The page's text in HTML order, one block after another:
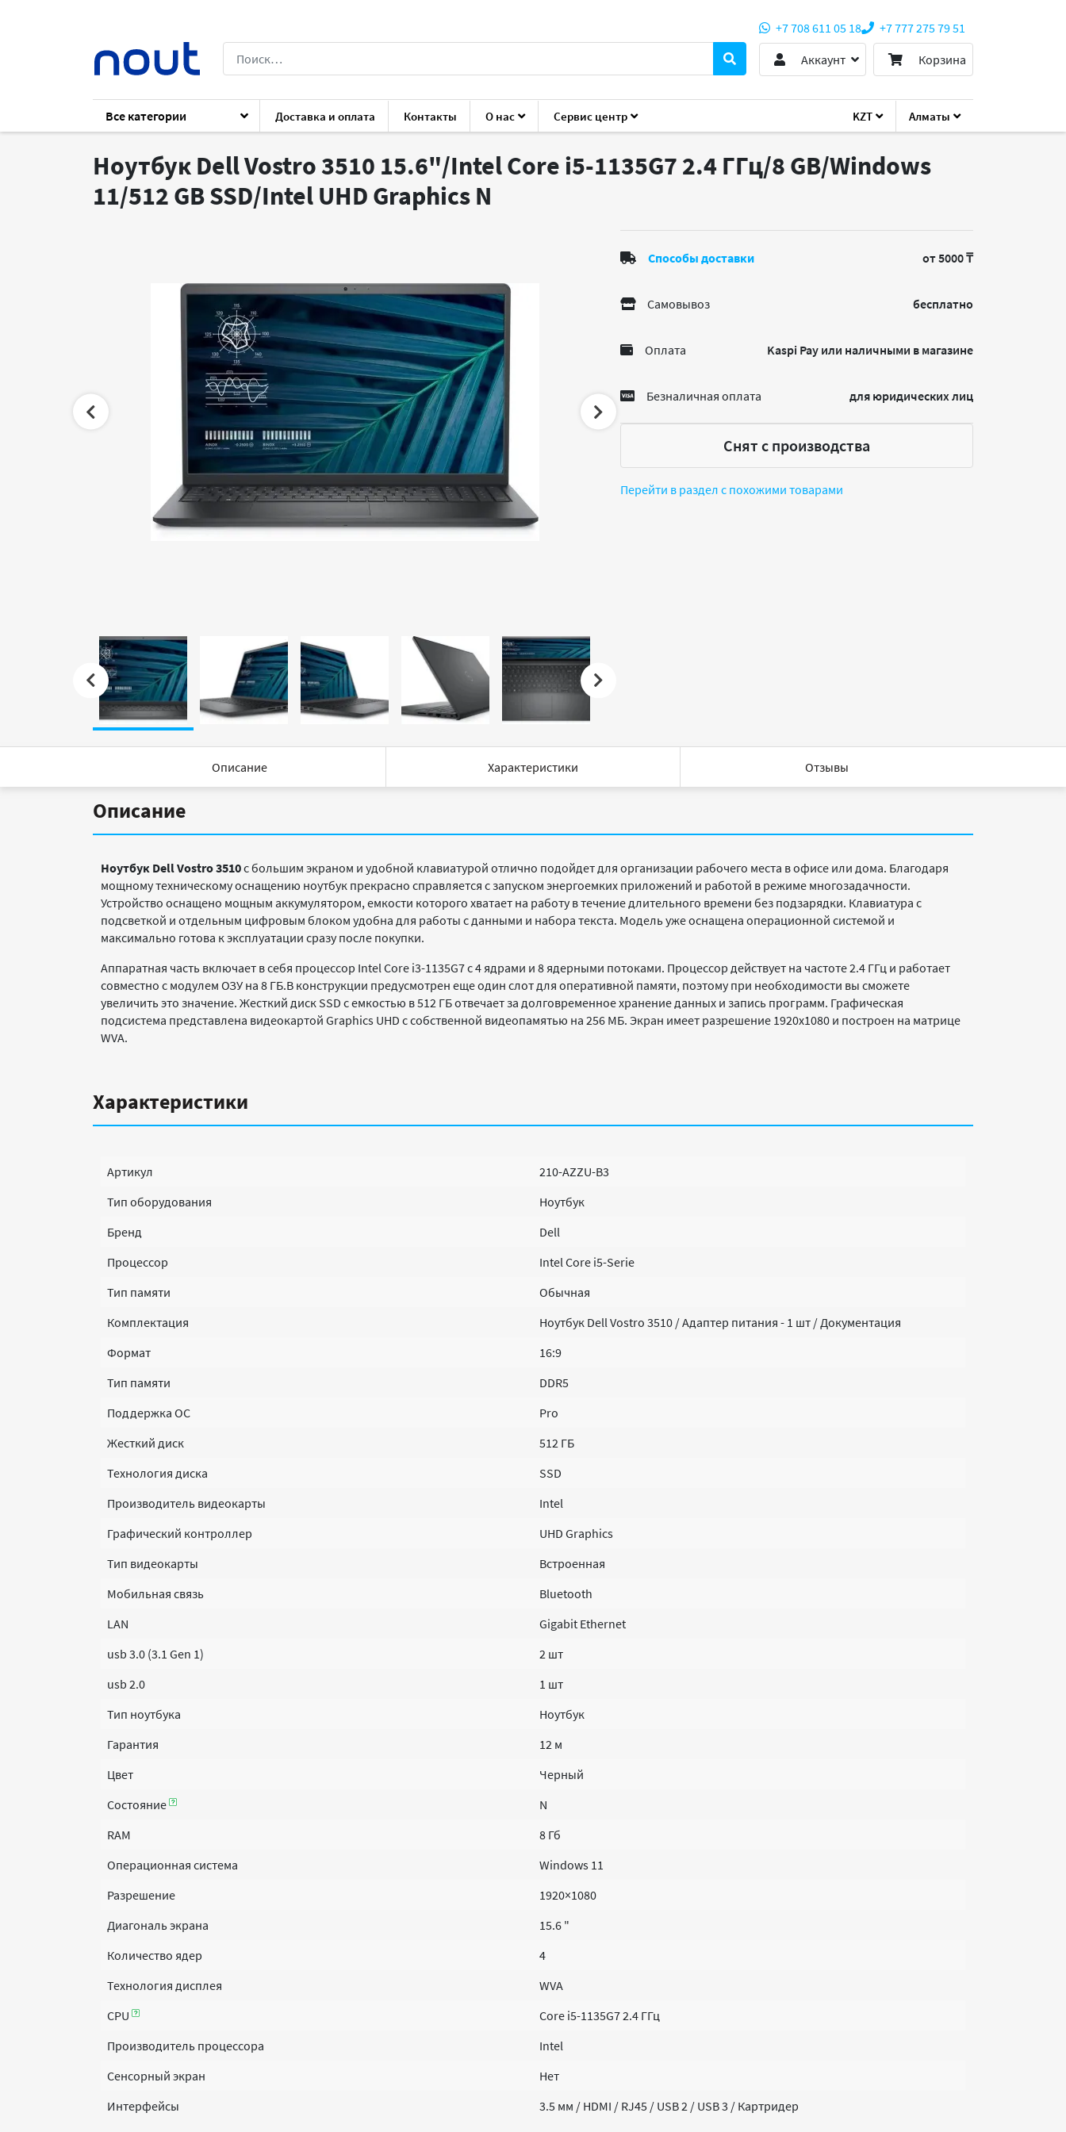
KZT Алматы
+7 708 611 05 18
+7 777 275 79 51
Аккаунт
Корзина
Все категории Доставка и оплата Контакты О нас Сервис центр
Каталог Ноутбуки Dell Vostro 3510
Ноутбук Dell Vostro 3510 15.6"/Intel Core i5-1135G7 2.4 ГГц/8 GB/Windows
11/512 GB SSD/Intel UHD Graphics N
Способы доставки от 5000 ₸
Самовывоз бесплатно
Оплата Kaspi Pay или наличными в магазине
Безналичная оплата для юридических лиц
Снят с производства
Перейти в раздел с похожими товарами
Описание Характеристики Отзывы
Описание
Ноутбук DellVostro3510с большим экраном и удобной клавиатурой отлично подойдет для организации рабочего места в офисе или дома. Благодаря
мощному техническому оснащению ноутбук прекрасно справляется с запуском энергоемких приложений и работой в режиме многозадачности.
Устройство оснащено мощным аккумулятором, емкости которого хватает на работу в течение длительного времени без подзарядки. Клавиатура с
подсветкой и отдельным цифровым блоком удобна для работы с данными и набора текста. Модель уже оснащена операционной системой и
максимально готова к эксплуатации сразу после покупки.
Аппаратная часть включает в себя процессор Intel Core i3-1135G7 с 4 ядрами и 8 ядерными потоками. Процессор действует на частоте 2.4 ГГц и работает
совместно с модулем ОЗУ на 8 ГБ.В конструкции предусмотрен еще один слот для оперативной памяти, поэтому при необходимости вы сможете
увеличить это значение. Жесткий диск SSD с емкостью в 512 ГБ отвечает за долговременное хранение данных и запись программ. Графическая
подсистема представлена видеокартой Graphics UHD с собственной видеопамятью на 256 МБ. Экран имеет разрешение 1920x1080 и построен на матрице
WVA.
Характеристики
Артикул
210-AZZU-B3
Тип оборудования
Ноутбук
Бренд
Dell
Процессор
Intel Core i5-Serie
Тип памяти
Обычная
Комплектация
Ноутбук Dell Vostro 3510 / Адаптер питания - 1 шт / Документация
Формат
16:9
Тип памяти
DDR5
Поддержка ОС
Pro
Жесткий диск
512 ГБ
Технология диска
SSD
Производитель видеокарты
Intel
Графический контроллер
UHD Graphics
Тип видеокарты
Встроенная
Мобильная связь
Bluetooth
LAN
Gigabit Ethernet
usb 3.0 (3.1 Gen 1)
2 шт
usb 2.0
1 шт
Тип ноутбука
Ноутбук
Гарантия
12 м
Цвет
Черный
Состояние
N
RAM
8 Гб
Операционная система
Windows 11
Разрешение
1920×1080
Диагональ экрана
15.6 "
Количество ядер
4
Технология дисплея
WVA
CPU
Core i5-1135G7 2.4 ГГц
Производитель процессора
Intel
Сенсорный экран
Нет
Интерфейсы
3.5 мм / HDMI / RJ45 / USB 2 / USB 3 / Картридер